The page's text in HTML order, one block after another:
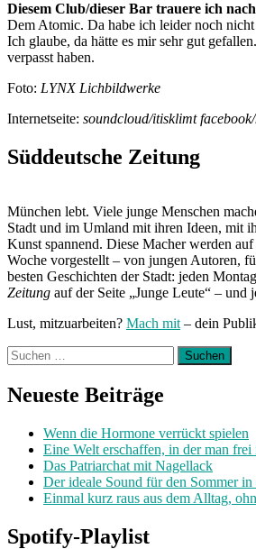
Diesem Club/dieser Bar trauere ich
Dem Atomic. Da habe ich leider noch
Ich glaube, da hätte es mir sehr gut
verpasst haben.
Foto: LYNX Lichbildwerke
Internetseite: soundcloud/itisklimt
Süddeutsche Zeitung
München lebt. Viele junge Menschen
Stadt und im Umland mit ihren Ideen, mit
Kunst spannend. Diese Macher werden
Woche vorgestellt – von jungen Autoren,
besten Geschichten der Stadt: jeden
Zeitung auf der Seite „Junge Leute“ – und
Lust, mitzuarbeiten? Mach mit – dein
Suchen
nach:
Neueste Beiträge
Wenn die Hormone verrückt spielen
Eine Welt erschaffen, in der man frei
Das Patriarchat mit Nagellack
Der ideale Sound für den Sommer in
Einmal kurz raus aus dem Alltag,
Spotify-Playlist